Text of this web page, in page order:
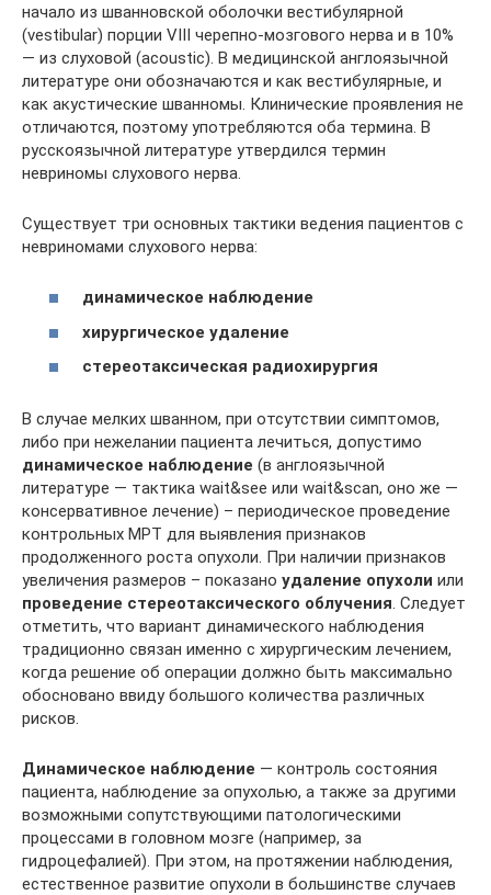
начало из шванновской оболочки вестибулярной
(vestibular) порции VIII черепно-мозгового нерва и в 10%
— из слуховой (acoustic). В медицинской англоязычной
литературе они обозначаются и как вестибулярные, и
как акустические шванномы. Клинические проявления не
отличаются, поэтому употребляются оба термина. В
русскоязычной литературе утвердился термин
невриномы слухового нерва.
Существует три основных тактики ведения пациентов с
невриномами слухового нерва:
динамическое наблюдение
хирургическое удаление
стереотаксическая радиохирургия
В случае мелких шванном, при отсутствии симптомов,
либо при нежелании пациента лечиться, допустимо
динамическое наблюдение (в англоязычной
литературе — тактика wait&see или wait&scan, оно же —
консервативное лечение) – периодическое проведение
контрольных МРТ для выявления признаков
продолженного роста опухоли. При наличии признаков
увеличения размеров – показано удаление опухоли или
проведение стереотаксического облучения. Следует
отметить, что вариант динамического наблюдения
традиционно связан именно с хирургическим лечением,
когда решение об операции должно быть максимально
обосновано ввиду большого количества различных
рисков.
Динамическое наблюдение — контроль состояния
пациента, наблюдение за опухолью, а также за другими
возможными сопутствующими патологическими
процессами в головном мозге (например, за
гидроцефалией). При этом, на протяжении наблюдения,
естественное развитие опухоли в большинстве случаев